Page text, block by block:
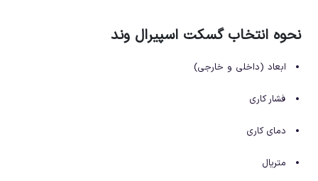
نحوه انتخاب گسکت اسپیرال وند
ابعاد (داخلی و خارجی)
فشار کاری
دمای کاری
متریال